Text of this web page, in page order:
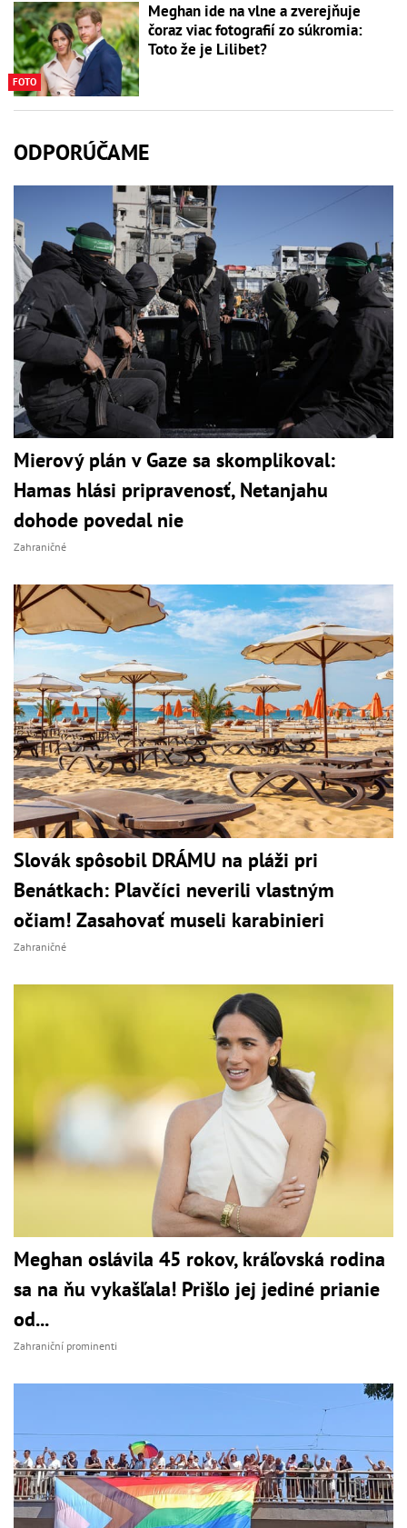
FOTO
Meghan ide na vlne a zverejňuje
čoraz viac fotografií zo súkromia:
Toto že je Lilibet?
ODPORÚČAME
Mierový plán v Gaze sa skomplikoval:
Hamas hlási pripravenosť, Netanjahu
dohode povedal nie
Zahraničné
Slovák spôsobil DRÁMU na pláži pri
Benátkach: Plavčíci neverili vlastným
očiam! Zasahovať museli karabinieri
Zahraničné
Meghan oslávila 45 rokov, kráľovská rodina
sa na ňu vykašľala! Prišlo jej jediné prianie
od...
Zahraniční prominenti